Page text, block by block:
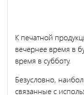
К печатной
вечернее время в
время в субботу.
Безусловно,
связанные с